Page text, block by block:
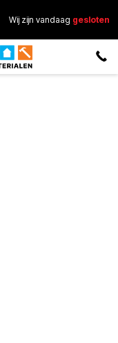
Wij zijn vandaag gesloten